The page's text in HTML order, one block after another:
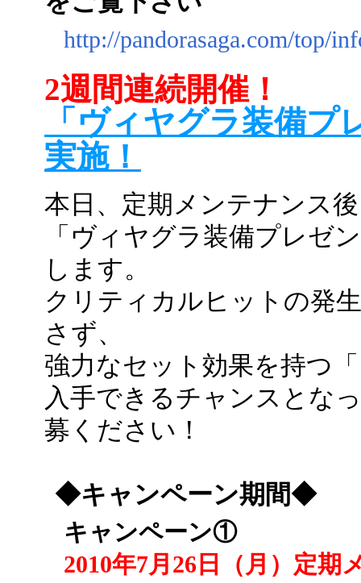
http://pandorasaga.com/top/
2週間連続開催！
「ヴィヤグラ装備
実施！
本日、定期メンテナンス
「ヴィヤグラ装備プレゼ
します。
クリティカルヒットの発
さず、
強力なセット効果を持つ
入手できるチャンスとな
募ください！
◆キャンペーン期間◆
キャンペーン①
2010年7月26日（月）定期